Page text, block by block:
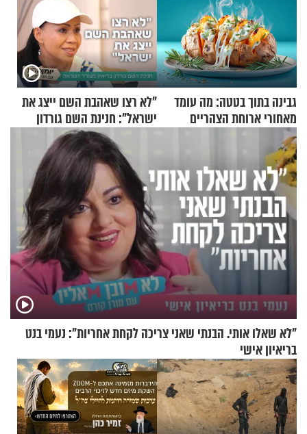
גבינה בתוך בטטה: מה עומד
מאחורי ארוחת הצהריים
שכבשה את הרשת?
"לא רצו שאהבת השם ייצג את
ישראל": חנינת השם גורדון
בריאיון מעורר השראה
"לא שאלו אותי. הבנתי שאני צריכה לקחת אחריות": נעמי בנט
בריאיון אישי